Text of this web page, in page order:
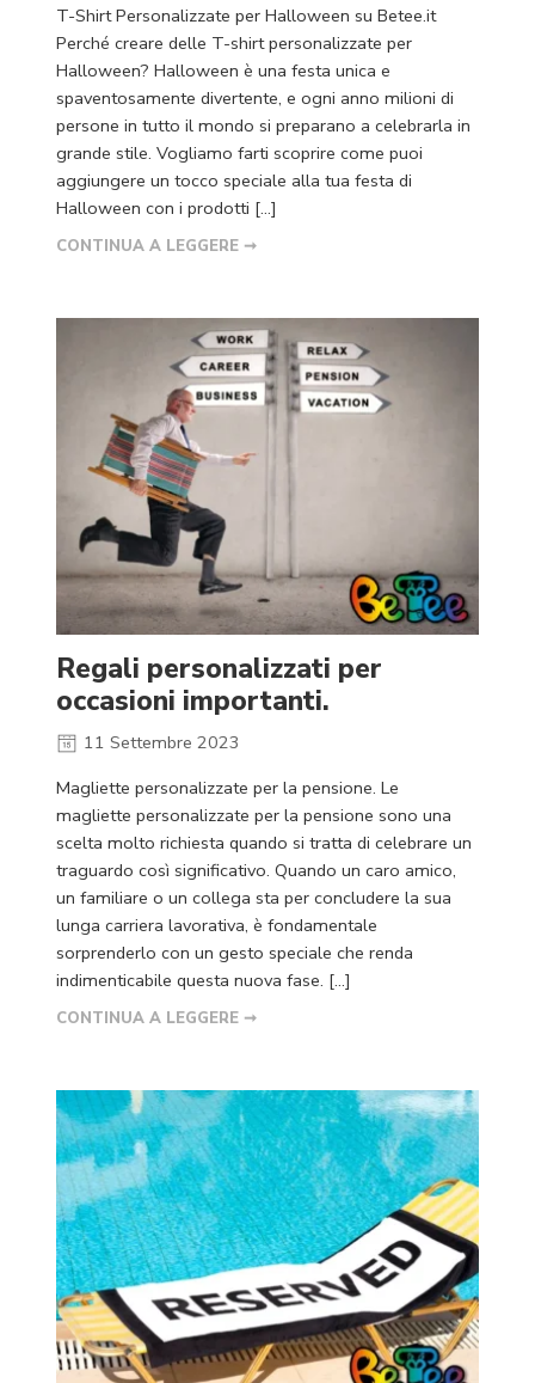
T-Shirt Personalizzate per Halloween su Betee.it
Perché creare delle T-shirt personalizzate per
Halloween? Halloween è una festa unica e
spaventosamente divertente, e ogni anno milioni di
persone in tutto il mondo si preparano a celebrarla in
grande stile. Vogliamo farti scoprire come puoi
aggiungere un tocco speciale alla tua festa di
Halloween con i prodotti […]
CONTINUA A LEGGERE ➞
Regali personalizzati per
occasioni importanti.
11 Settembre 2023
Magliette personalizzate per la pensione. Le
magliette personalizzate per la pensione sono una
scelta molto richiesta quando si tratta di celebrare un
traguardo così significativo. Quando un caro amico,
un familiare o un collega sta per concludere la sua
lunga carriera lavorativa, è fondamentale
sorprenderlo con un gesto speciale che renda
indimenticabile questa nuova fase. […]
CONTINUA A LEGGERE ➞